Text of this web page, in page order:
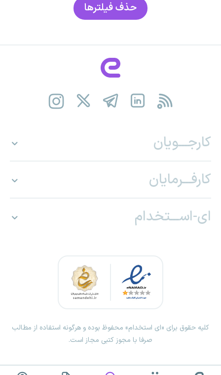
حذف فیلتر‌ها
کارجـــویان
کارفـــرمایان
ای-اســـتخدام
کلیه حقوق برای «ای استخدام» محفوظ بوده و هرگونه استفاده از مطالب
صرفا با مجوز کتبی مجاز است.